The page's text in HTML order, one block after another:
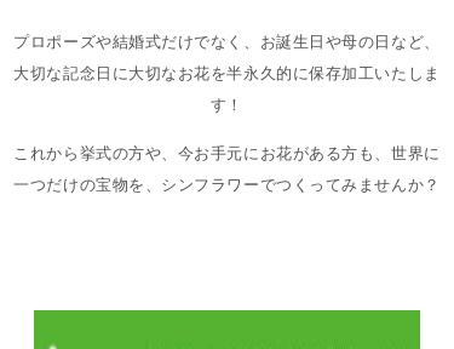
プロポーズや結婚式だけでなく、お誕生日や母の日など、
大切な記念日に大切なお花を半永久的に保存加工いたしま
す！
これから挙式の方や、今お手元にお花がある方も、世界に
一つだけの宝物を、シンフラワーでつくってみませんか？